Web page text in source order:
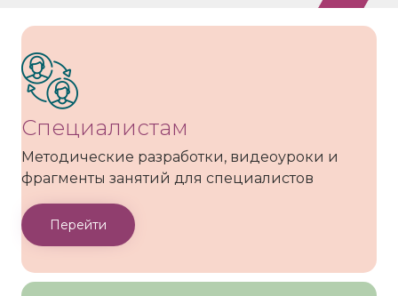
Специалистам
Методические разработки, видеоуроки и
фрагменты занятий для специалистов
Перейти